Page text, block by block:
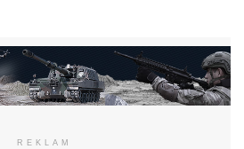
REKLAM